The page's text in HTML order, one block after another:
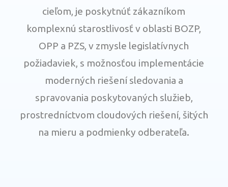
cieľom, je poskytnúť zákazníkom
komplexnú starostlivosť v oblasti BOZP,
OPP a PZS, v zmysle legislatívnych
požiadaviek, s možnosťou implementácie
moderných riešení sledovania a
spravovania poskytovaných služieb,
prostredníctvom cloudových riešení, šitých
na mieru a podmienky odberateľa.